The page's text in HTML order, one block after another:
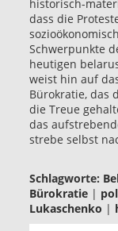
historisch-
dass die
Schwerpunkte
heutigen
weist hin auf
Bürokratie, das
die Treue
das
strebe selbst
Schlagworte:
Bürokratie |
Lukaschenko |